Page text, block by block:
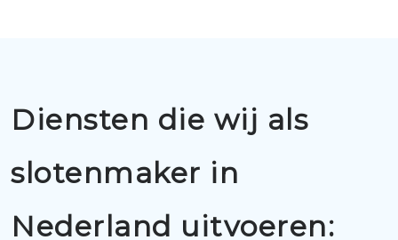
Diensten die wij als
slotenmaker in
Nederland uitvoeren: